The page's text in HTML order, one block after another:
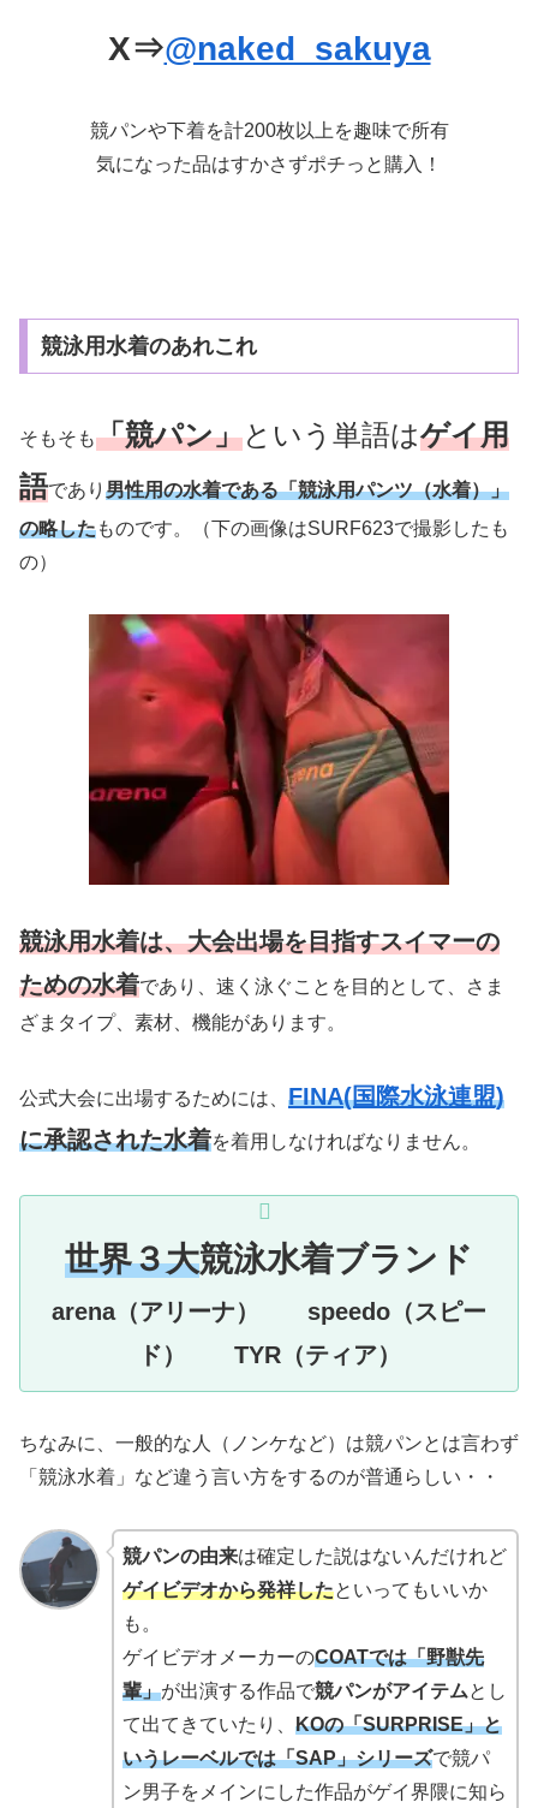
X⇒@naked_sakuya
競パンや下着を計200枚以上を趣味で所有
気になった品はすかさずポチっと購入！
競泳用水着のあれこれ
そもそも「競パン」という単語はゲイ用
語であり 男性用の水着である「競泳用パンツ（水着）」
の略したものです。（下の画像はSURF623で撮影したも
の）
競泳用水着は、大会出場を目指すスイマーの
ための水着であり、速く泳ぐことを目的として、さま
ざまタイプ、素材、機能があります。
公式大会に出場するためには、 FINA(国際水泳連盟)
に承認された水着を着用しなければなりません。
世界３大競泳水着ブランド
arena（アリーナ） speedo（スピー
ド） TYR（ティア）
ちなみに、一般的な人（ノンケなど）は競パンとは言わず
「競泳水着」など違う言い方をするのが普通らしい・・
競パンの由来は確定した説はないんだけれど
ゲイビデオから発祥したといってもいいか
も。
ゲイビデオメーカーのCOATでは「野獣先
輩」が出演する作品で競パンがアイテムとし
て出てきていたり、 KOの「SURPRISE」と
いうレーベルでは「SAP」シリーズで競パ
ン男子をメインにした作品がゲイ界隈に知ら